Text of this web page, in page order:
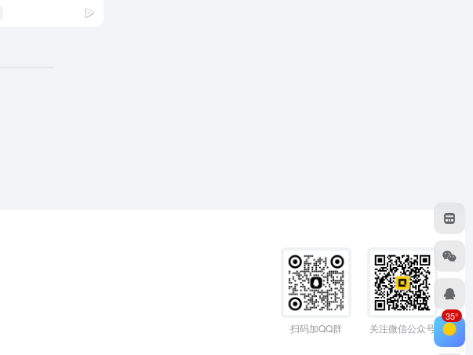
扫码加QQ群 关注微信公众号
35°